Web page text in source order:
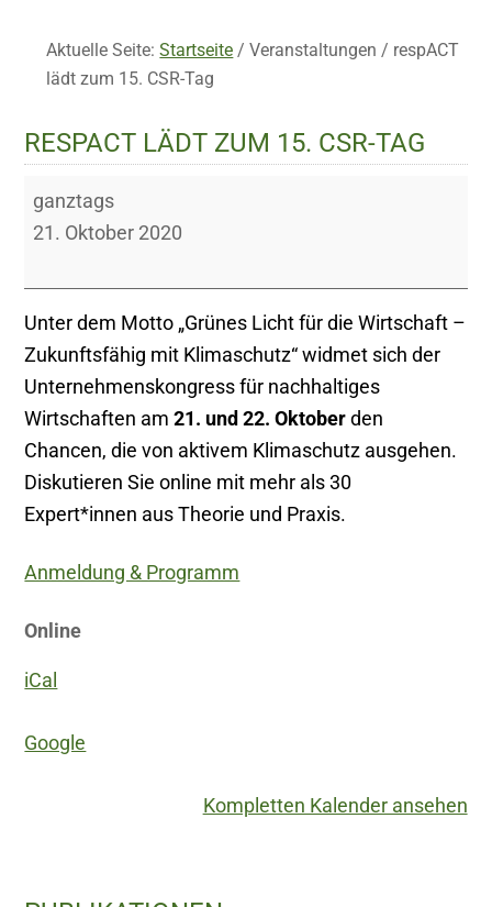
Aktuelle Seite:Startseite / Veranstaltungen/ respACT
lädt zum 15. CSR-Tag
RESPACT LÄDT ZUM 15. CSR-TAG
respACT
lädt
15.
CSR-
Tag
ganztags
21. Oktober 2020
Unter dem Motto „Grünes Licht für die Wirtschaft –
Zukunftsfähig mit Klimaschutz“ widmet sich der
Unternehmenskongress für nachhaltiges
Wirtschaften am21. und 22. Oktoberden
Chancen, die von aktivem Klimaschutz ausgehen.
Diskutieren Sie online mit mehr als 30
Expert*innen aus Theorie und Praxis.
Anmeldung & Programm
Online
iCal
Google
Kompletten Kalender ansehen
Haupt-